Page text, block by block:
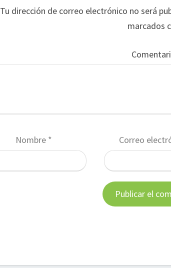
Tu dirección de correo electrónico no será
marcados
Nombre * Correo